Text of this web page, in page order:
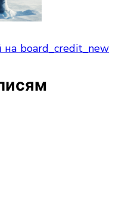
на board_credit_new